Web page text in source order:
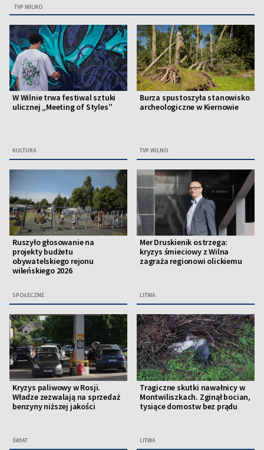
TVP WILNO
W Wilnie trwa festiwal sztuki
ulicznej „Meeting of Styles”
KULTURA
Burza spustoszyła stanowisko
archeologiczne w Kiernowie
TVP WILNO
Ruszyło głosowanie na
projekty budżetu
obywatelskiego rejonu
wileńskiego 2026
SPOŁECZNE
Mer Druskienik ostrzega:
kryzys śmieciowy z Wilna
zagraża regionowi olickiemu
LITWA
Kryzys paliwowy w Rosji.
Władze zezwalają na sprzedaż
benzyny niższej jakości
ŚWIAT
Tragiczne skutki nawałnicy w
Montwiliszkach. Zginął bocian,
tysiące domostw bez prądu
LITWA